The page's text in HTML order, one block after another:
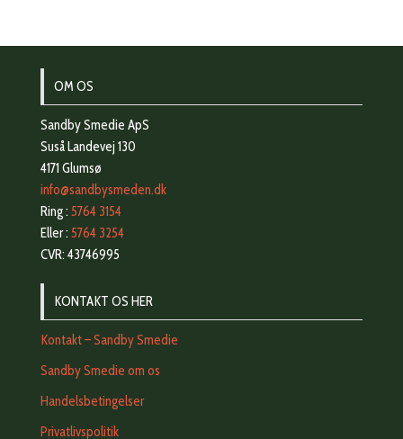
OM OS
Sandby Smedie ApS
Suså Landevej 130
4171 Glumsø
info@sandbysmeden.dk
Ring : 5764 3154
Eller : 5764 3254
CVR: 43746995
KONTAKT OS HER
Kontakt – Sandby Smedie
Sandby Smedie om os
Handelsbetingelser
Privatlivspolitik